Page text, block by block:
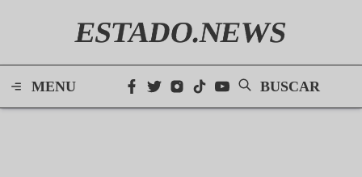
ESTADO.NEWS
MENU BUSCAR